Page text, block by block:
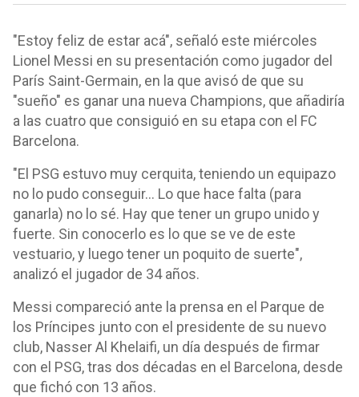
"Estoy feliz de estar acá", señaló este miércoles
Lionel Messi en su presentación como jugador del
París Saint-Germain, en la que avisó de que su
"sueño" es ganar una nueva Champions, que añadiría
a las cuatro que consiguió en su etapa con el FC
Barcelona.
"El PSG estuvo muy cerquita, teniendo un equipazo
no lo pudo conseguir... Lo que hace falta (para
ganarla) no lo sé. Hay que tener un grupo unido y
fuerte. Sin conocerlo es lo que se ve de este
vestuario, y luego tener un poquito de suerte",
analizó el jugador de 34 años.
Messi compareció ante la prensa en el Parque de
los Príncipes junto con el presidente de su nuevo
club, Nasser Al Khelaifi, un día después de firmar
con el PSG, tras dos décadas en el Barcelona, desde
que fichó con 13 años.